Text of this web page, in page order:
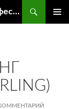
Архитектор Сергей Алексеев, Профессор кафедры ИА и АР ААИ ЮФУ